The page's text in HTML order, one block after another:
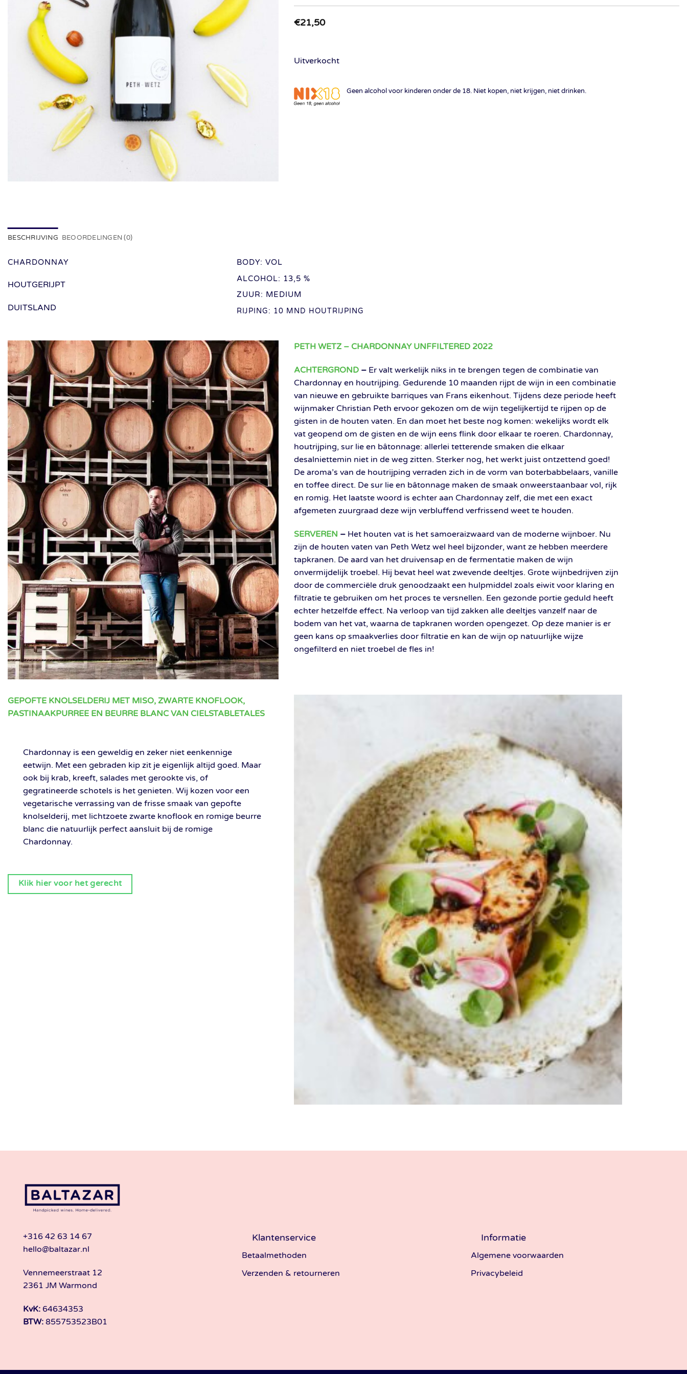
€21,50
Uitverkocht
Geen alcohol voor kinderen onder de 18. Niet kopen, niet krijgen, niet drinken.
BESCHRIJVING BEOORDELINGEN (0)
CHARDONNAY
HOUTGERIJPT
DUITSLAND
BODY: VOL
ALCOHOL: 13,5 %
ZUUR: MEDIUM
RIJPING: 10 MND HOUTRIJPING
PETH WETZ – CHARDONNAY UNFFILTERED 2022
ACHTERGROND – Er valt werkelijk niks in te brengen tegen de combinatie van
Chardonnay en houtrijping. Gedurende 10 maanden rijpt de wijn in een combinatie
van nieuwe en gebruikte barriques van Frans eikenhout. Tijdens deze periode heeft
wijnmaker Christian Peth ervoor gekozen om de wijn tegelijkertijd te rijpen op de
gisten in de houten vaten. En dan moet het beste nog komen: wekelijks wordt elk
vat geopend om de gisten en de wijn eens flink door elkaar te roeren. Chardonnay,
houtrijping, sur lie en bâtonnage: allerlei tetterende smaken die elkaar
desalniettemin niet in de weg zitten. Sterker nog, het werkt juist ontzettend goed!
De aroma’s van de houtrijping verraden zich in de vorm van boterbabbelaars, vanille
en toffee direct. De sur lie en bâtonnage maken de smaak onweerstaanbaar vol, rijk
en romig. Het laatste woord is echter aan Chardonnay zelf, die met een exact
afgemeten zuurgraad deze wijn verbluffend verfrissend weet te houden.
SERVEREN – Het houten vat is het samoeraizwaard van de moderne wijnboer. Nu
zijn de houten vaten van Peth Wetz wel heel bijzonder, want ze hebben meerdere
tapkranen. De aard van het druivensap en de fermentatie maken de wijn
onvermijdelijk troebel. Hij bevat heel wat zwevende deeltjes. Grote wijnbedrijven zijn
door de commerciële druk genoodzaakt een hulpmiddel zoals eiwit voor klaring en
filtratie te gebruiken om het proces te versnellen. Een gezonde portie geduld heeft
echter hetzelfde effect. Na verloop van tijd zakken alle deeltjes vanzelf naar de
bodem van het vat, waarna de tapkranen worden opengezet. Op deze manier is er
geen kans op smaakverlies door filtratie en kan de wijn op natuurlijke wijze
ongefilterd en niet troebel de fles in!
GEPOFTE KNOLSELDERIJ MET MISO, ZWARTE KNOFLOOK,
PASTINAAKPURREE EN BEURRE BLANC VAN CIELSTABLETALES
Chardonnay is een geweldig en zeker niet eenkennige
eetwijn. Met een gebraden kip zit je eigenlijk altijd goed. Maar
ook bij krab, kreeft, salades met gerookte vis, of
gegratineerde schotels is het genieten. Wij kozen voor een
vegetarische verrassing van de frisse smaak van gepofte
knolselderij, met lichtzoete zwarte knoflook en romige beurre
blanc die natuurlijk perfect aansluit bij de romige
Chardonnay.
Klik hier voor het gerecht
+316 42 63 14 67
hello@baltazar.nl
Vennemeerstraat 12
2361 JM Warmond
KvK: 64634353
BTW: 855753523B01
Klantenservice
Betaalmethoden
Verzenden & retourneren
Informatie
Algemene voorwaarden
Privacybeleid